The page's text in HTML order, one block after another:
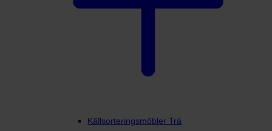
Källsorteringsmöbler Trä